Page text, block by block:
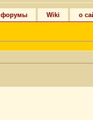
форумы Wiki о